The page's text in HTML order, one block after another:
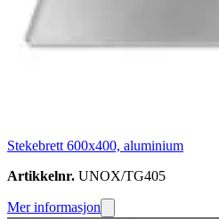
Stekebrett 600x400, aluminium
Artikkelnr. UNOX/TG405
Mer informasjon